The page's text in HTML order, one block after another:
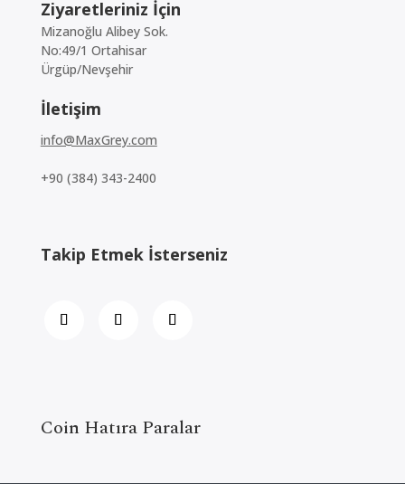
Ziyaretleriniz İçin
Mizanoğlu Alibey Sok.
No:49/1 Ortahisar
Ürgüp/Nevşehir
İletişim
info@MaxGrey.com
+90 (384) 343-2400
Takip Etmek İsterseniz
Coin Hatıra Paralar